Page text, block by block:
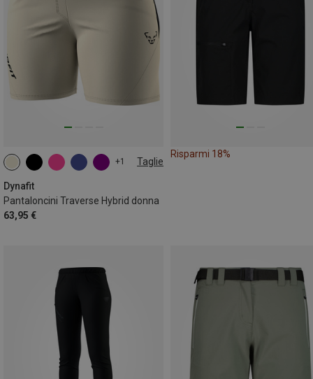
+1 Taglie
Dynafit
Pantaloncini Traverse Hybrid donna
63,95 €
XS S M XL
Risparmi 18%